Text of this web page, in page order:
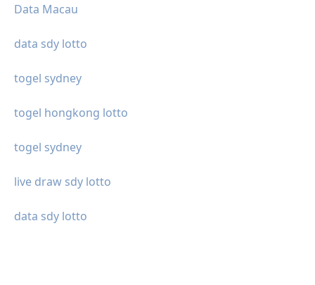
Data Macau
data sdy lotto
togel sydney
togel hongkong lotto
togel sydney
live draw sdy lotto
data sdy lotto